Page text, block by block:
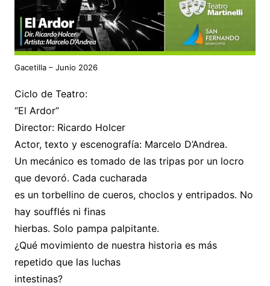
Gacetilla – Junio 2026
Ciclo de Teatro:
“El Ardor”
Director: Ricardo Holcer
Actor, texto y escenografía: Marcelo D’Andrea.
Un mecánico es tomado de las tripas por un locro
que devoró. Cada cucharada
es un torbellino de cueros, choclos y entripados. No
hay soufflés ni finas
hierbas. Solo pampa palpitante.
¿Qué movimiento de nuestra historia es más
repetido que las luchas
intestinas?